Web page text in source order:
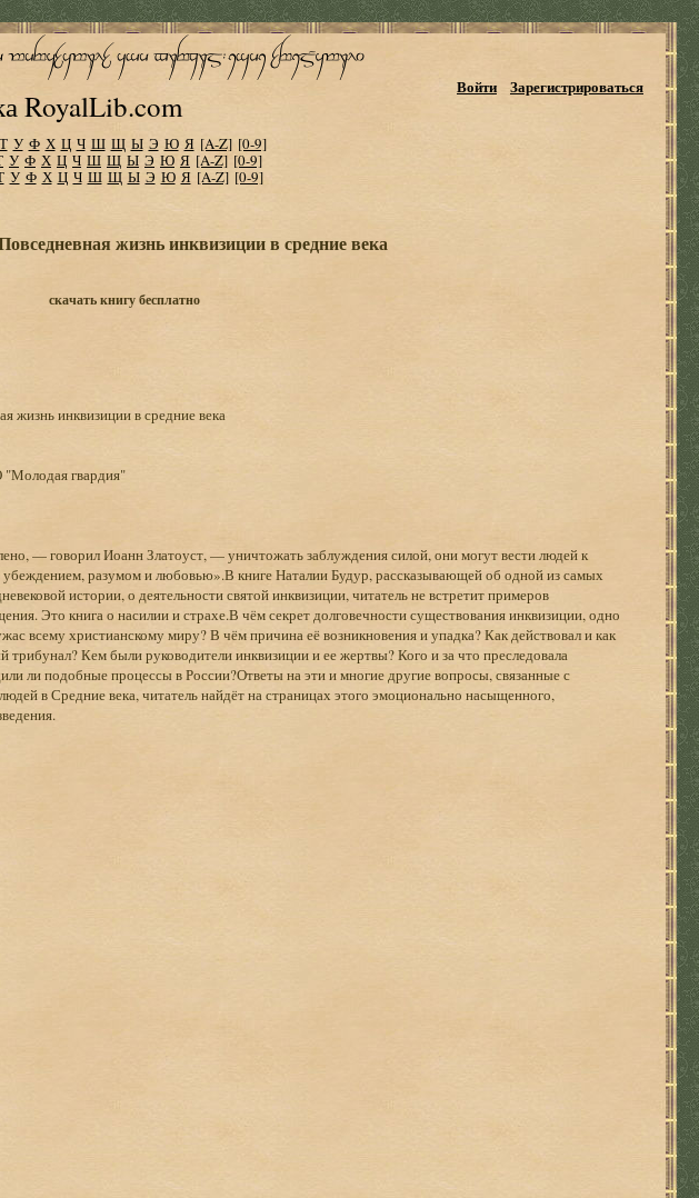
RoyalLib.com
Войти Зарегистрироваться
Т У Ф Х Ц Ч Ш Щ Ы Э Ю Я [A-Z] [0-9]
У Ф Х Ц Ч Ш Щ Ы Э Ю Я [A-Z] [0-9]
У Ф Х Ц Ч Ш Щ Ы Э Ю Я [A-Z] [0-9]
жизнь инквизиции в средние века
скачать книгу бесплатно
жизнь инквизиции в средние века
гвардия"
— говорил Иоанн Златоуст, — уничтожать заблуждения силой, они могут вести людей к
разумом и любовью».В книге Наталии Будур, рассказывающей об одной из самых
истории, о деятельности святой инквизиции, читатель не встретит примеров
Это книга о насилии и страхе.В чём секрет долговечности существования инквизиции, одно
всему христианскому миру? В чём причина её возникновения и упадка? Как действовал и как
трибунал? Кем были руководители инквизиции и ее жертвы? Кого и за что преследовала
ли подобные процессы в России?Ответы на эти и многие другие вопросы, связанные с
в Средние века, читатель найдёт на страницах этого эмоционально насыщенного,